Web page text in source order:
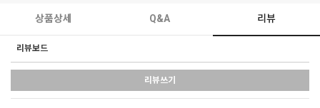
상품상세 Q&A 리뷰
리뷰보드
리뷰쓰기